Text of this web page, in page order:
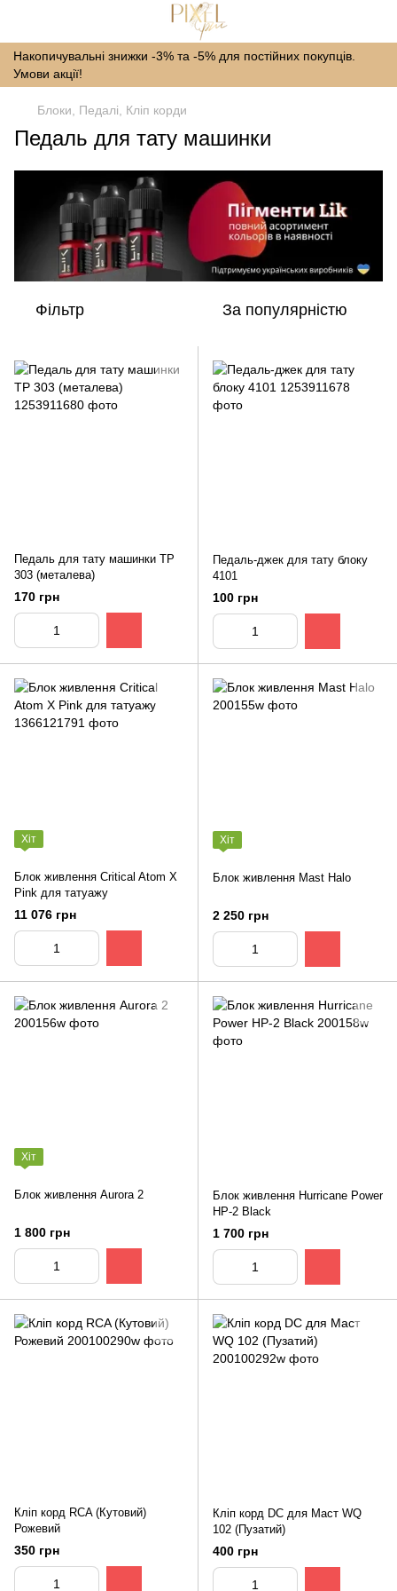
Накопичувальні знижки -3% та -5% для постійних покупців.
Умови акції!
Блоки, Педалі, Кліп корди
Педаль для тату машинки
Фільтр За популярністю
Педаль для тату машинки TP
303 (металева)
170 грн
Педаль-джек для тату блоку
4101
100 грн
Хіт
Блок живлення Critical Atom X
Pink для татуажу
11 076 грн
Хіт
Блок живлення Mast Halo
2 250 грн
Хіт
Блок живлення Aurora 2
1 800 грн
Блок живлення Hurricane Power
HP-2 Black
1 700 грн
Кліп корд RCA (Кутовий)
Рожевий
350 грн
Кліп корд DC для Маст WQ
102 (Пузатий)
400 грн